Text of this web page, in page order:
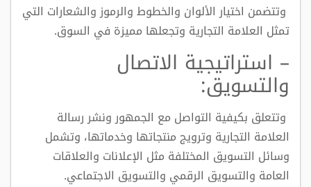
وتتضمن اختيار الألوان والخطوط والرموز والشعارات التي
تمثل العلامة التجارية وتجعلها مميزة في السوق.
– استراتيجية الاتصال
والتسويق:
وتتعلق بكيفية التواصل مع الجمهور ونشر رسالة
العلامة التجارية وترويج منتجاتها وخدماتها، وتشمل
وسائل التسويق المختلفة مثل الإعلانات والعلاقات
العامة والتسويق الرقمي والتسويق الاجتماعي.